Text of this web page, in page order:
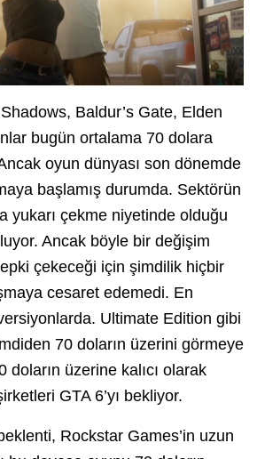
Baldur’s Gate, Elden
bugün ortalama 70 dolara
oyun dünyası son dönemde
başlamış durumda. Sektörün
yukarı çekme niyetinde olduğu
Ancak böyle bir değişim
çekeceği için şimdilik hiçbir
cesaret edemedi. En
Ultimate Edition gibi
70 doların üzerini görmeye
doların üzerine kalıcı olarak
GTA 6’yı bekliyor.
Rockstar Games’in uzun